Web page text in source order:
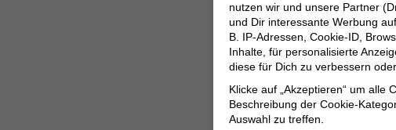
nutzen wir und unsere Partner
und Dir interessante Werbung
B. IP-Adressen, Cookie-ID,
Inhalte, für personalisierte
diese für Dich zu verbessern
Klicke auf „Akzeptieren“ um alle
Beschreibung der Cookie-
Auswahl zu treffen.